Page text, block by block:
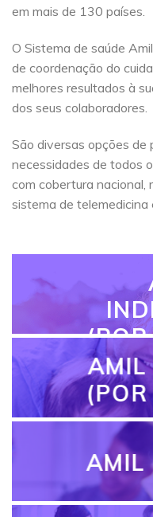
em mais de 130 países.
O Sistema de saúde
de coordenação do
melhores resultados à
dos seus colaboradores.
São diversas opções de
necessidades de todos
com cobertura nacional,
sistema de telemedicina
AMIL
AMIL